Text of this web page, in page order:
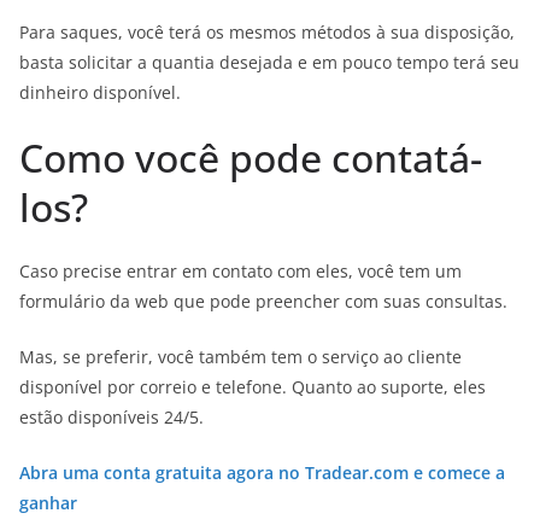
Para saques, você terá os mesmos métodos à sua disposição,
basta solicitar a quantia desejada e em pouco tempo terá seu
dinheiro disponível.
Como você pode contatá-
los?
Caso precise entrar em contato com eles, você tem um
formulário da web que pode preencher com suas consultas.
Mas, se preferir, você também tem o serviço ao cliente
disponível por correio e telefone. Quanto ao suporte, eles
estão disponíveis 24/5.
Abra uma conta gratuita agora no Tradear.com e comece a
ganhar